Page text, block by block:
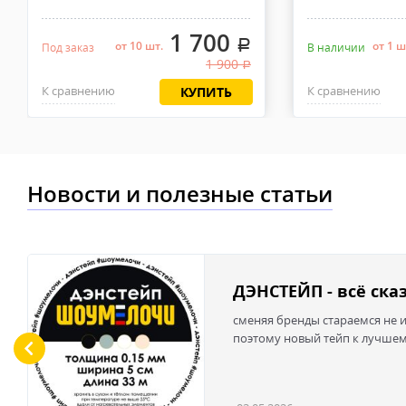
Под заказ от 10 шт.1 700 .
1 900.
К сравнению КУПИТЬ
В наличии от 1
К сравнению
Новости и полезные статьи
ДЭНСТЕЙП - всё
сменяя бренды стараемся не
поэтому новый тейп к